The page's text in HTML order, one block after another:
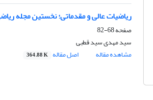
ریاضیات عالی و مقدماتی؛ نخستین مجله
صفحه68-82
سید مهدی سید قطبی
مشاهده مقاله
اصل مقاله 364.88 K